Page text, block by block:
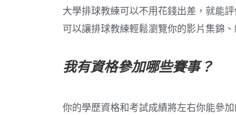
大學排球教練可以不用花錢出差，就能
可以讓排球教練輕鬆瀏覽你的影片集錦
我有資格參加哪些賽事？
你的學歷資格和考試成績將左右你能參